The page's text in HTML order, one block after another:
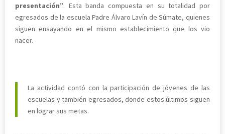
presentación”. Esta banda compuesta en su totalidad por
egresados de la escuela Padre Álvaro Lavín de Súmate, quienes
siguen ensayando en el mismo establecimiento que los vio
nacer.
La actividad contó con la participación de jóvenes de las
escuelas y también egresados, donde estos últimos siguen
en lograr sus metas.